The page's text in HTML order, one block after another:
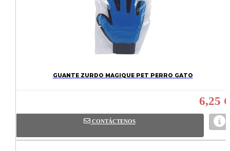
GUANTE ZURDO MAGIQUE PET PERRO GATO
6,25 €
CONTÁCTENOS